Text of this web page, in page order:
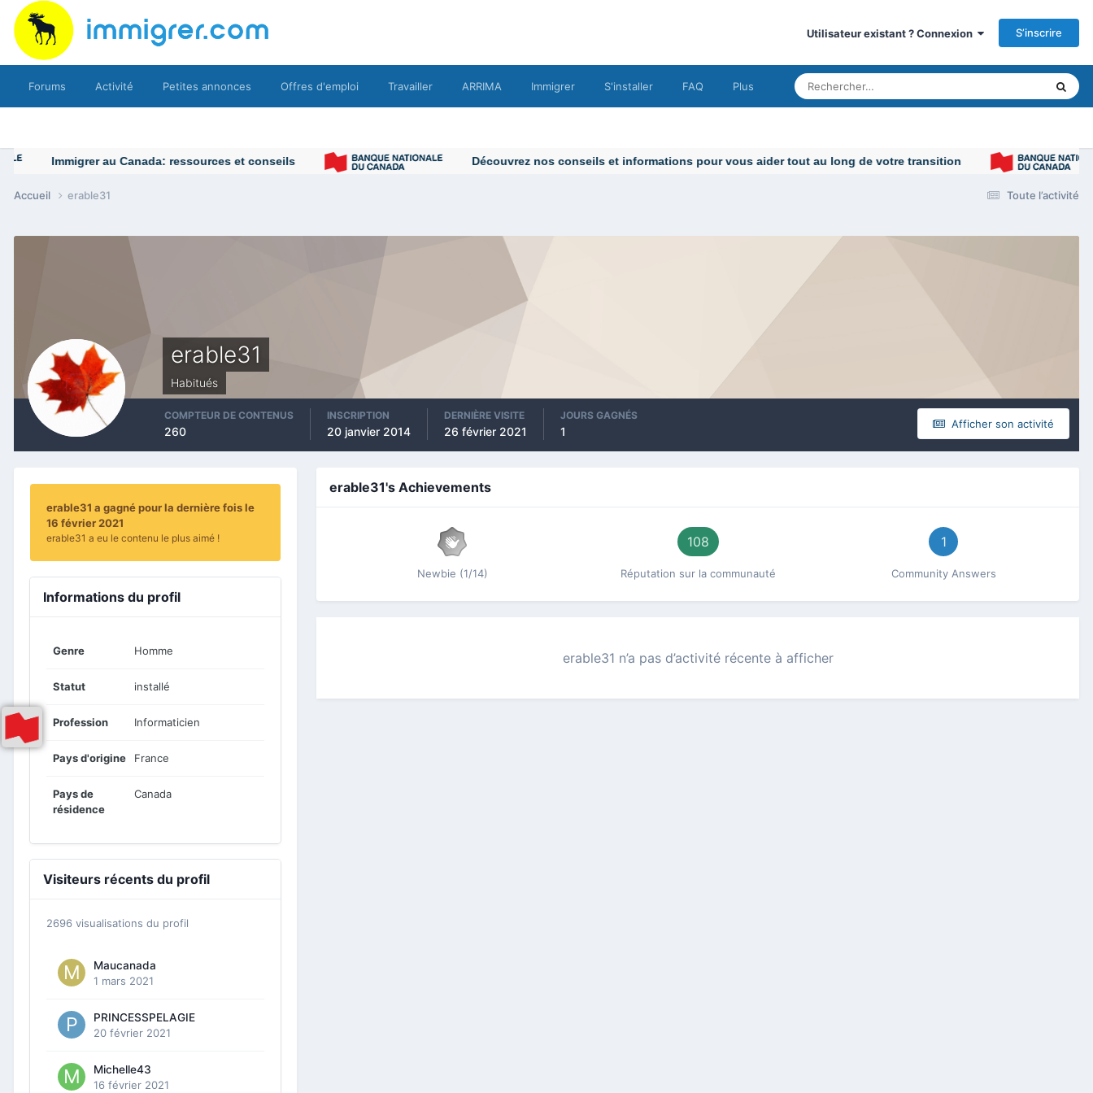
Utilisateur existant ? Connexion S’inscrire
Forums Activité Petites annonces Offres d'emploi Travailler ARRIMA Immigrer S'installer FAQ Plus
Immigrer au Canada: ressources et conseils Découvrez nos conseils et informations pour vous aider tout au long de votre transition
Toute l’activité
Accueil erable31
erable31
Habitués
Afficher son activité
COMPTEUR DE CONTENUS
260
INSCRIPTION
20 janvier 2014
DERNIÈRE VISITE
26 février 2021
JOURS GAGNÉS
1
erable31 a gagné pour la dernière fois le
16 février 2021
erable31 a eu le contenu le plus aimé !
Informations du profil
Genre Homme
Statut installé
Profession Informaticien
Pays d'origine France
Pays de
résidence
Canada
Visiteurs récents du profil
2696 visualisations du profil
Maucanada
1 mars 2021
PRINCESSPELAGIE
20 février 2021
Michelle43
16 février 2021
erable31's Achievements
Newbie (1/14)
108
Réputation sur la communauté
1
Community Answers
erable31 n’a pas d’activité récente à afficher